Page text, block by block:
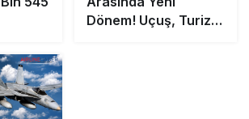
Dönem! Uçuş, Turizm